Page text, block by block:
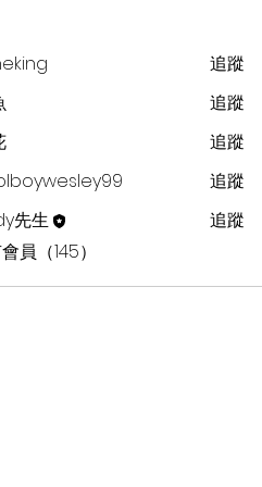
追蹤
追蹤
追蹤
追蹤
先生
追蹤
員（145）